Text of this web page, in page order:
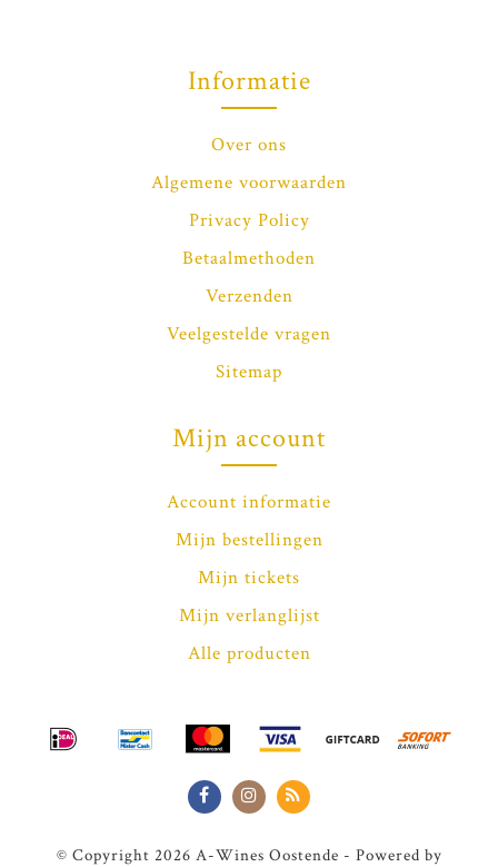
Informatie
Over ons
Algemene voorwaarden
Privacy Policy
Betaalmethoden
Verzenden
Veelgestelde vragen
Sitemap
Mijn account
Account informatie
Mijn bestellingen
Mijn tickets
Mijn verlanglijst
Alle producten
© Copyright 2026 A-Wines Oostende - Powered by